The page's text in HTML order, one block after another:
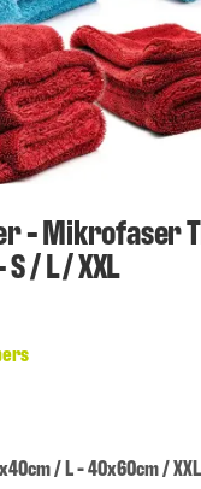
- Mikrofaser
/ L / XXL
/ L - 40x60cm /